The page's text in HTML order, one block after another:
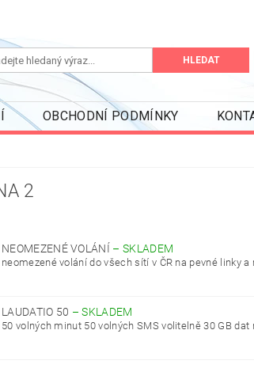
OBCHODNÍ PODMÍNKY
2
NEOMEZENÉ VOLÁNÍ –SKLADEM
neomezené volání do všech sítí v ČR na pevné linky a
LAUDATIO 50 –SKLADEM
50 volných minut 50 volných SMS volitelně 30 GB dat